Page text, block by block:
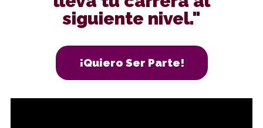
siguiente nivel."
¡Quiero Ser Parte!